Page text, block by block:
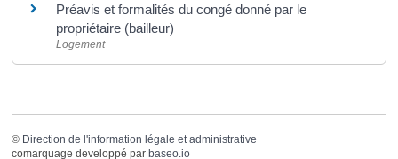
Préavis et formalités du congé donné par le
propriétaire (bailleur)
Logement
© Direction de l'information légale et administrative
comarquage developpé par baseo.io